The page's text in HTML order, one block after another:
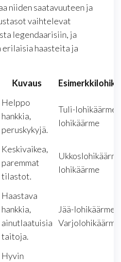
niiden saatavuuteen ja
vaihtelevat
legendaarisiin, ja
erilaisia haasteita ja
Kuvaus
Helppo
hankkia,
peruskykyjä.
Tuli-lohikäärme,
lohikäärme
Keskivaikea,
paremmat
tilastot.
lohikäärme
Haastava
hankkia,
ainutlaatuisia
taitoja.
Jää-lohikäärme,
Varjolohikäärme
Hyvin